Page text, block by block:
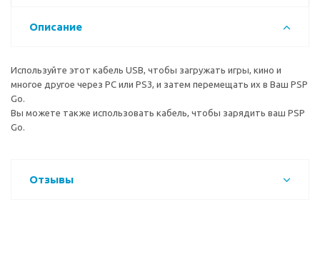
Описание
Используйте этот кабель USB, чтобы загружать игры, кино и
многое другое через PC или PS3, и затем перемещать их в Ваш PSP
Go.
Вы можете также использовать кабель, чтобы зарядить ваш PSP
Go.
Отзывы